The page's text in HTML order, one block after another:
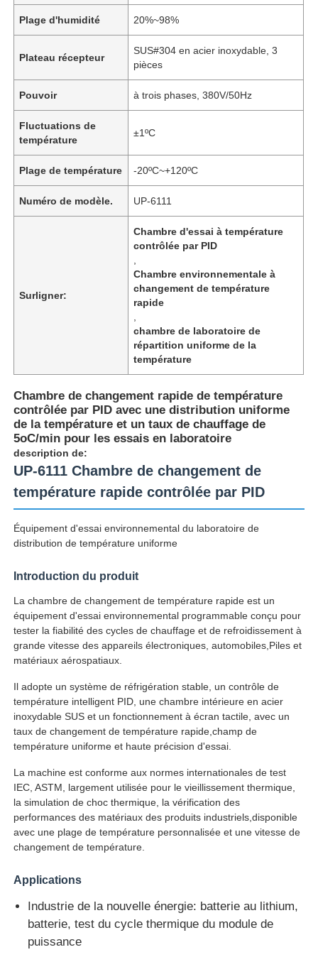
Aperçu
A propos de nous
Visite d'usine
Contrôle de la qualité
Contact
Demande de soumission
Chambre d'essai environnemental
Machine de test universelle
Plage d'humidité 20%~98%
Plateau récepteur
SUS#304 en acier inoxydable, 3
pièces
Pouvoir à trois phases, 380V/50Hz
Fluctuations de
température
±1ºC
Plage de température -20ºC~+120ºC
Numéro de modèle. UP-6111
Surligner:
Chambre d'essai à température
contrôlée par PID
Chambre environnementale à
changement de température
rapide
chambre de laboratoire de
répartition uniforme de la
température
Chambre de changement rapide de température
contrôlée par PID avec une distribution uniforme
de la température et un taux de chauffage de
5oC/min pour les essais en laboratoire
description de:
UP-6111 Chambre de changement de
température rapide contrôlée par PID
Équipement d'essai environnemental du laboratoire de
distribution de température uniforme
Introduction du produit
La chambre de changement de température rapide est un
équipement d'essai environnemental programmable conçu pour
tester la fiabilité des cycles de chauffage et de refroidissement à
grande vitesse des appareils électroniques, automobiles,Piles et
matériaux aérospatiaux.
Il adopte un système de réfrigération stable, un contrôle de
température intelligent PID, une chambre intérieure en acier
inoxydable SUS et un fonctionnement à écran tactile, avec un
taux de changement de température rapide,champ de
température uniforme et haute précision d'essai.
La machine est conforme aux normes internationales de test
IEC, ASTM, largement utilisée pour le vieillissement thermique,
la simulation de choc thermique, la vérification des
performances des matériaux des produits industriels,disponible
avec une plage de température personnalisée et une vitesse de
changement de température.
Applications
Industrie de la nouvelle énergie: batterie au lithium,
batterie, test du cycle thermique du module de
puissance